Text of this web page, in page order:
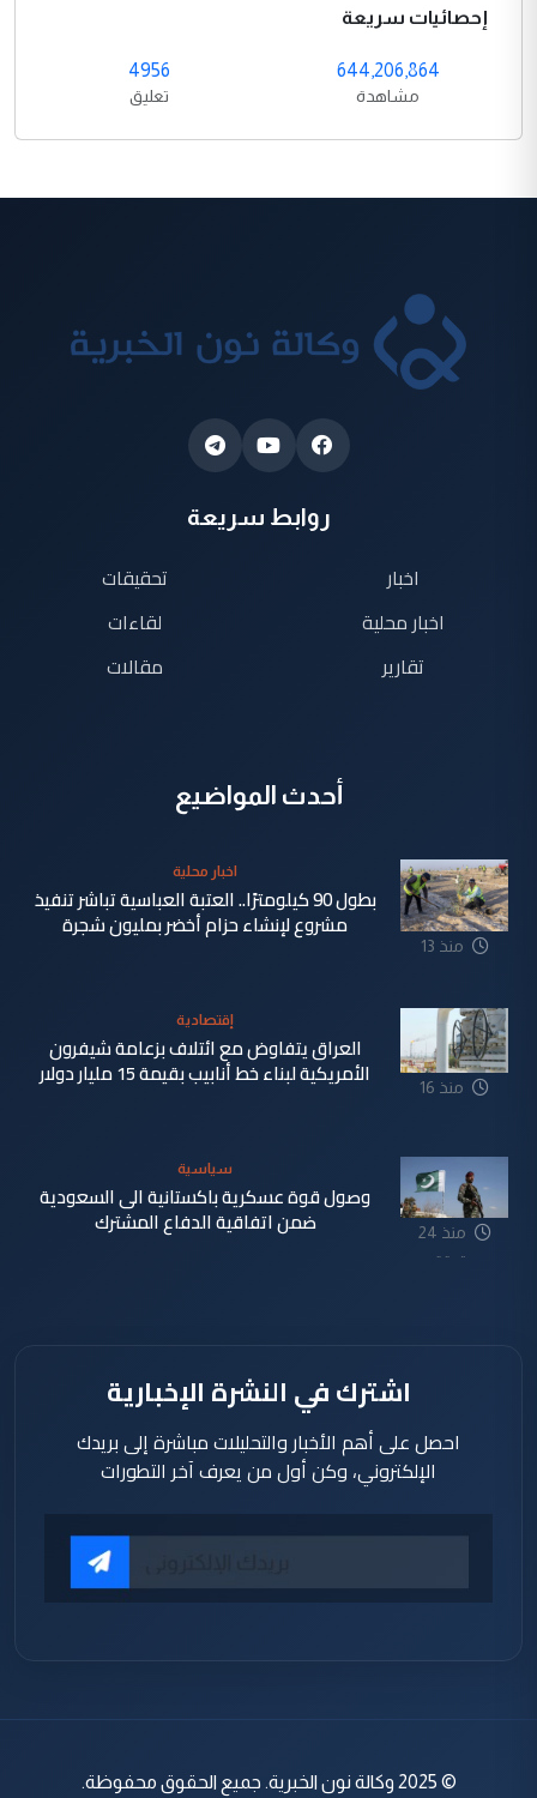
إحصائيات سريعة
644,206,864
مشاهدة
4956
تعليق
روابط سريعة
اخبار
اخبار محلية
تقارير
تحقيقات
لقاءات
مقالات
أحدث المواضيع
منذ 13
اخبار محلية
بطول 90 كيلومترًا.. العتبة العباسية تباشر تنفيذ
مشروع لإنشاء حزام أخضر بمليون شجرة
منذ 16
إقتصادية
العراق يتفاوض مع ائتلاف بزعامة شيفرون
الأمريكية لبناء خط أنابيب بقيمة 15 مليار دولار
منذ 24
دقيقة
سياسية
وصول قوة عسكرية باكستانية الى السعودية
ضمن اتفاقية الدفاع المشترك
اشترك في النشرة الإخبارية
احصل على أهم الأخبار والتحليلات مباشرة إلى بريدك
الإلكتروني، وكن أول من يعرف آخر التطورات
© 2025 وكالة نون الخبرية. جميع الحقوق محفوظة.